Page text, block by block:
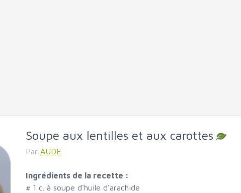
Soupe aux lentilles et aux carottes
Par AUDE
Ingrédients de la recette :
# 1 c. à soupe d'huile d'arachide